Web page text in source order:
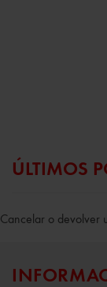
ÚLTIMOS
Cancelar o devolver